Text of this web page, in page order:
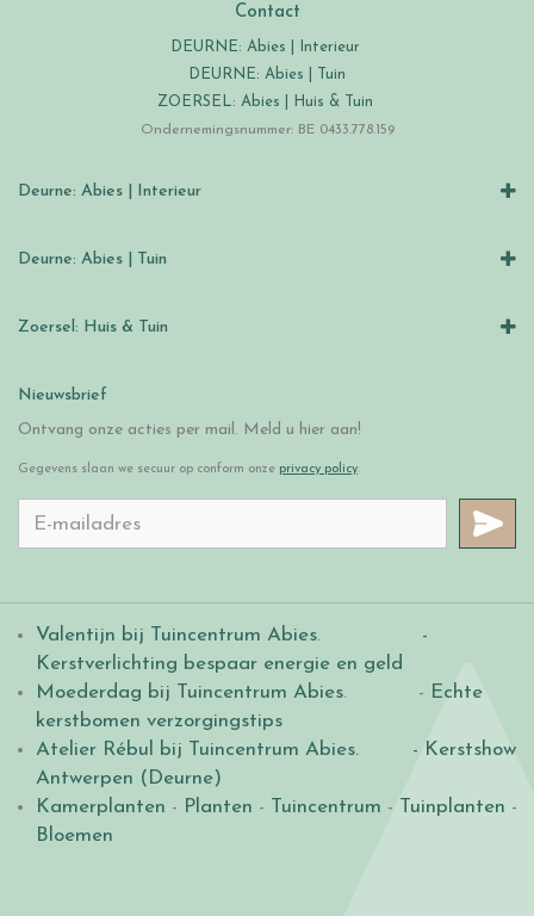
Contact
DEURNE: Abies | Interieur
DEURNE: Abies | Tuin
ZOERSEL: Abies | Huis & Tuin
Ondernemingsnummer: BE 0433.778.159
Deurne: Abies | Interieur
Deurne: Abies | Tuin
Zoersel: Huis & Tuin
Nieuwsbrief
Ontvang onze acties per mail. Meld u hier aan!
Gegevens slaan we secuur op conform onze privacy policy.
Valentijn bij Tuincentrum Abies.
-
Kerstverlichting bespaar energie en geld
Moederdag bij Tuincentrum Abies. - Echte
kerstbomen verzorgingstips
Atelier Rébul bij Tuincentrum Abies.
- Kerstshow
Antwerpen (Deurne)
Kamerplanten - Planten - Tuincentrum - Tuinplanten -
Bloemen